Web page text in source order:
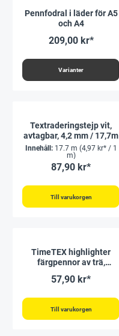
Pennfodral i läder för A5
och A4
209,00 kr*
Varianter
Textraderingstejp vit,
avtagbar, 4,2 mm / 17,7m
Innehåll: 17.7 m (4,97 kr* / 1
m)
87,90 kr*
Till varukorgen
TimeTEX highlighter
färgpennor av trä,
färger
57,90 kr*
Till varukorgen